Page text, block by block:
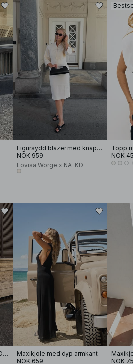
Figursydd blazer med knappedetaljer
NOK 959
Lovisa Worge x NA-KD
Topp
NOK
Jersey Double Layer Mini Dress
Maxikjole med dyp armkant
NOK 659
NOK